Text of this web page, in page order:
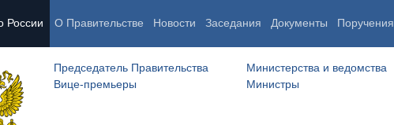
России О Правительстве Новости Заседания Документы Поручения
Председатель Правительства
Вице-премьеры
Министерства и ведомства
Министры